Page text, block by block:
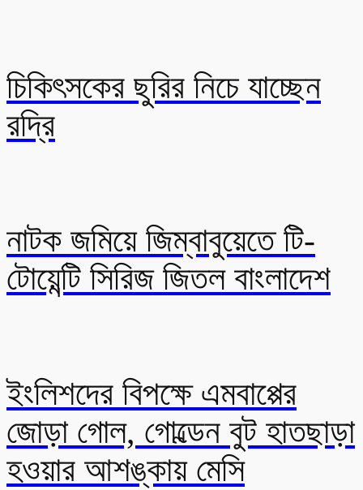
চিকিৎসকের ছুরির নিচে যাচ্ছেন
রদ্রি
নাটক জমিয়ে জিম্বাবুয়েতে টি-
টোয়েন্টি সিরিজ জিতল বাংলাদেশ
ইংলিশদের বিপক্ষে এমবাপ্পের
জোড়া গোল, গোল্ডেন বুট হাতছাড়া
হওয়ার আশঙ্কায় মেসি